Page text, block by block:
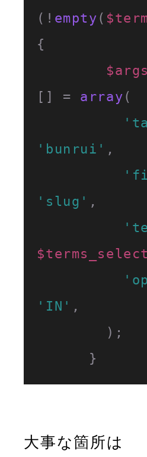
(! empty(
{
$args
[] = array(
'bunrui' ,
'slug' ,
'IN' ,
      }
大事な箇所は